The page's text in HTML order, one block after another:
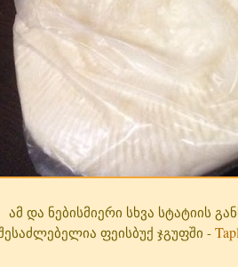
და ნებისმიერი სხვა სტატიის
ფეისბუქ ჯგუფში -